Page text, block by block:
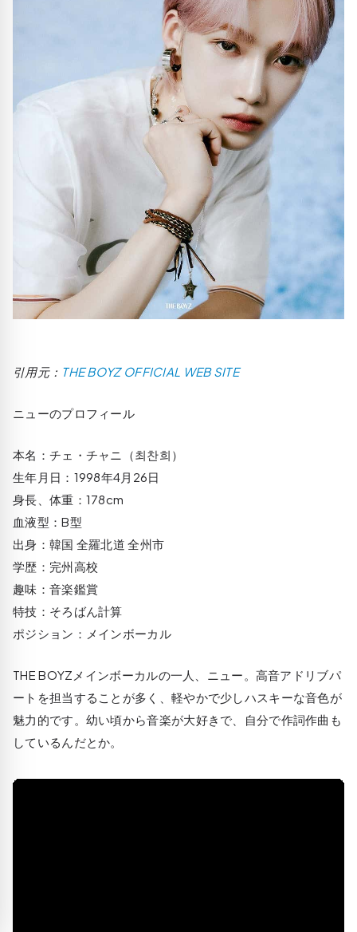
引用元： THE BOYZ OFFICIAL WEB SITE
ニューのプロフィール
本名：チェ・チャニ（최찬희）
生年月日：1998年4月26日
身長、体重：178cm
血液型：B型
出身：韓国 全羅北道 全州市
学歴：完州高校
趣味：音楽鑑賞
特技：そろばん計算
ポジション：メインボーカル
THE BOYZメインボーカルの一人、ニュー。高音アドリブパ
ートを担当することが多く、軽やかで少しハスキーな音色が
魅力的です。幼い頃から音楽が大好きで、自分で作詞作曲も
しているんだとか。